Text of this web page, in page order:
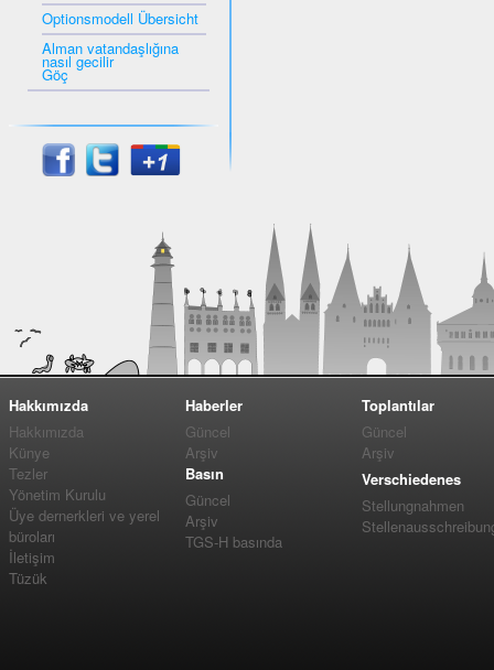
Optionsmodell Übersicht
Alman vatandaşlığına
nasıl gecilir
Göç
Hakkımızda
Hakkımızda
Künye
Tezler
Yönetim Kurulu
Üye dernerkleri ve yerel
büroları
İletişim
Tüzük
Haberler
Güncel
Arşiv
Basın
Güncel
Arşiv
TGS-H basında
Toplantılar
Güncel
Arşiv
Verschiedenes
Stellungnahmen